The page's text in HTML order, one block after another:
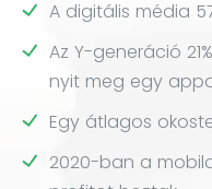
A digitális média
Az Y-generáció
nyit meg egy
Egy átlagos
2020-ban a